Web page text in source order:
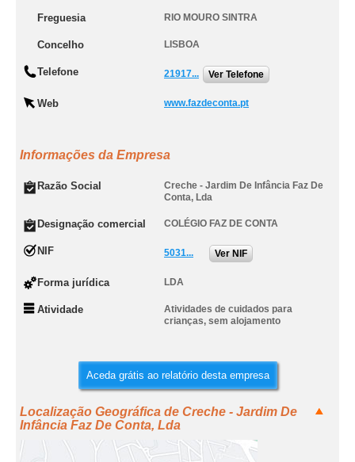
Freguesia RIO MOURO SINTRA
Concelho LISBOA
Telefone 21917... Ver Telefone
Web www.fazdeconta.pt
Informações da Empresa
Razão Social
Creche - Jardim De Infância Faz De
Conta, Lda
Designação comercial COLÉGIO FAZ DE CONTA
NIF 5031... Ver NIF
Forma jurídica LDA
Atividade
Atividades de cuidados para
crianças, sem alojamento
Aceda grátis ao relatório desta empresa
Localização Geográfica de Creche - Jardim De
Infância Faz De Conta, Lda